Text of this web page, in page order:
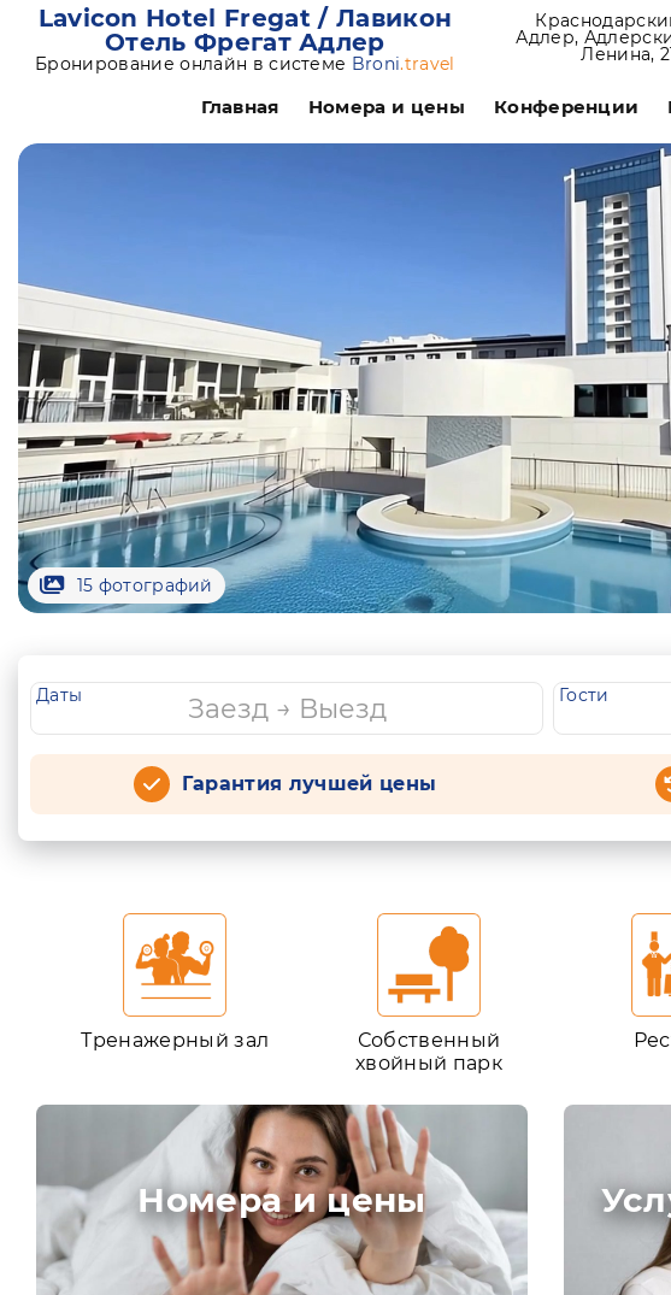
Lavicon Hotel Fregat / Лавикон
Отель Фрегат Адлер
Бронирование онлайн в системе Broni.travel
Адлер,
Ленина,
Главная Номера и цены Конференции
15 фотографий
Даты Гости
Гарантия лучшей цены
Тренажерный зал
Собственный
хвойный парк
Номера и цены